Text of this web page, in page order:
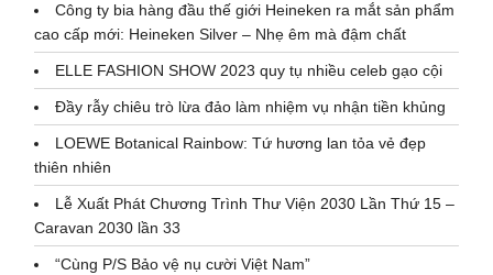
Công ty bia hàng đầu thế giới Heineken ra mắt sản phẩm
cao cấp mới: Heineken Silver – Nhẹ êm mà đậm chất
ELLE FASHION SHOW 2023 quy tụ nhiều celeb gạo cội
Đầy rẫy chiêu trò lừa đảo làm nhiệm vụ nhận tiền khủng
LOEWE Botanical Rainbow: Tứ hương lan tỏa vẻ đẹp
thiên nhiên
Lễ Xuất Phát Chương Trình Thư Viện 2030 Lần Thứ 15 –
Caravan 2030 lần 33
“Cùng P/S Bảo vệ nụ cười Việt Nam”